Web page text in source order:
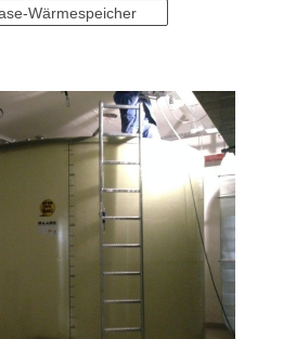
Wärmespeicher